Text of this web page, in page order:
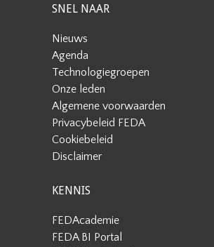
SNEL NAAR
Nieuws
Agenda
Technologiegroepen
Onze leden
Algemene voorwaarden
Privacybeleid FEDA
Cookiebeleid
Disclaimer
KENNIS
FEDAcademie
FEDA BI Portal